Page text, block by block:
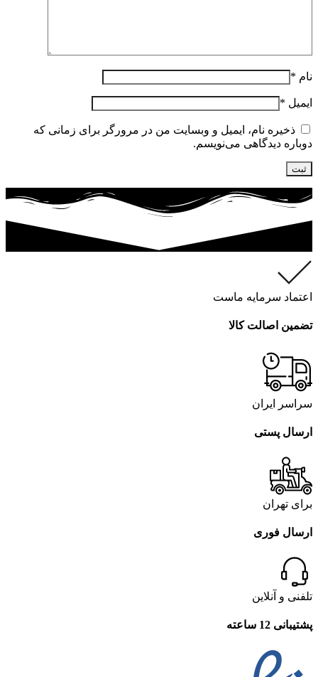
نام *
ایمیل *
ذخیره نام، ایمیل و وبسایت من در مرورگر برای زمانی که
دوباره دیدگاهی می‌نویسم.
اعتماد سرمایه ماست
تضمین اصالت کالا
سراسر ایران
ارسال پستی
برای تهران
ارسال فوری
تلفنی و آنلاین
پشتیبانی 12 ساعته